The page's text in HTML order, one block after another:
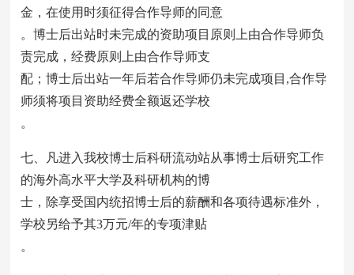
金，在使用时须征得合作导师的同意
。博士后出站时未完成的资助项目原则上由合作导师负
责完成，经费原则上由合作导师支
配；博士后出站一年后若合作导师仍未完成项目,合作导
师须将项目资助经费全额返还学校
。
七、凡进入我校博士后科研流动站从事博士后研究工作
的海外高水平大学及科研机构的博
士，除享受国内统招博士后的薪酬和各项待遇标准外，
学校另给予其3万元/年的专项津贴
。